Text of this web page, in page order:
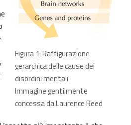
Figura 1: Raffigurazione
gerarchica delle cause dei
disordini mentali
Immagine gentilmente
concessa da Laurence Reed